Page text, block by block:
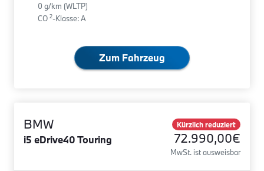
0 g/km (WLTP)
CO 2-Klasse: A
Zum Fahrzeug
BMW
i5 eDrive40 Touring
Kürzlich reduziert
72.990,00€
MwSt. ist ausweisbar